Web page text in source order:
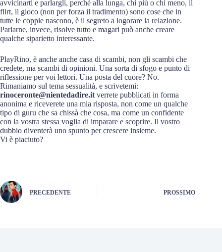
avvicinarti e parlargli, perché alla lunga, chi più o chi meno, il
flirt, il gioco (non per forza il tradimento) sono cose che in
tutte le coppie nascono, è il segreto a logorare la relazione.
Parlarne, invece, risolve tutto e magari può anche creare
qualche siparietto interessante.
PlayRino, è anche anche casa di scambi, non gli scambi che
credete, ma scambi di opinioni. Una sorta di sfogo e punto di
riflessione per voi lettori. Una posta del cuore? No.
Rimaniamo sul tema sessualità, e scrivetemi:
rinoceronte@nientedadire.it verrete pubblicati in forma
anonima e riceverete una mia risposta, non come un qualche
tipo di guru che sa chissà che cosa, ma come un confidente
con la vostra stessa voglia di imparare e scoprire. Il vostro
dubbio diventerà uno spunto per crescere insieme.
Vi è piaciuto?
PRECEDENTE PROSSIMO